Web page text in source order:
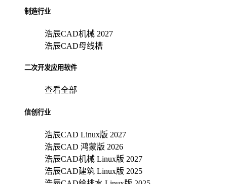
制造行业
浩辰CAD机械 2027
浩辰CAD母线槽
二次开发应用软件
查看全部
信创行业
浩辰CAD Linux版 2027
浩辰CAD 鸿蒙版 2026
浩辰CAD机械 Linux版 2027
浩辰CAD建筑 Linux版 2025